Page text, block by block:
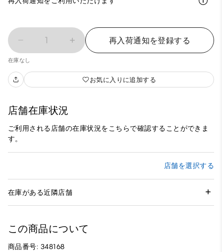
1 再入荷通知を登録する
在庫なし
お気に入りに追加する
店舗在庫状況
ご利用される店舗の在庫状況をこちらで確認することができま
す。
店舗を選択する
在庫がある近隣店舗
この商品について
商品番号: 348168